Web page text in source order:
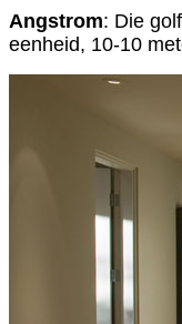
Angstrom: Die
eenheid, 10-10